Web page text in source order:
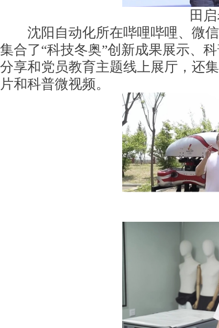
田
沈阳自动化所在哔哩哔哩、微信
集合了“科技冬奥”创新成果展示、
分享和党员教育主题线上展厅，还
片和科普微视频。